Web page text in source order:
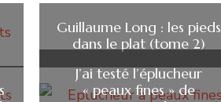
Guillaume Long : les pieds
dans le plat (tome 2)
J’ai testé l’éplucheur
« peaux fines » de